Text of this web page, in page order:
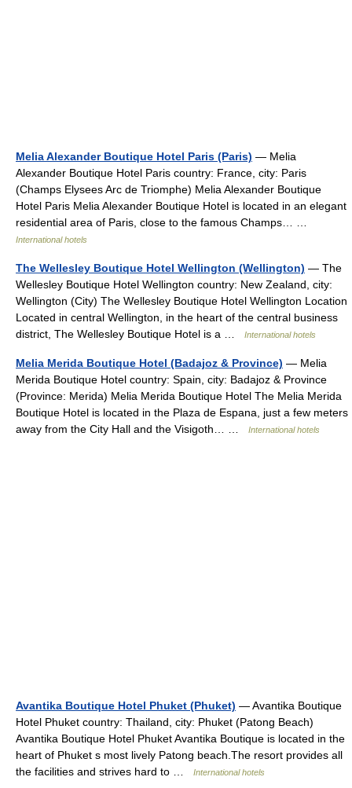
Melia Alexander Boutique Hotel Paris (Paris) — Melia
Alexander Boutique Hotel Paris country: France, city: Paris
(Champs Elysees Arc de Triomphe) Melia Alexander Boutique
Hotel Paris Melia Alexander Boutique Hotel is located in an elegant
residential area of Paris, close to the famous Champs… …
International hotels
The Wellesley Boutique Hotel Wellington (Wellington) — The
Wellesley Boutique Hotel Wellington country: New Zealand, city:
Wellington (City) The Wellesley Boutique Hotel Wellington Location
Located in central Wellington, in the heart of the central business
district, The Wellesley Boutique Hotel is a …
International hotels
Melia Merida Boutique Hotel (Badajoz & Province) — Melia
Merida Boutique Hotel country: Spain, city: Badajoz & Province
(Province: Merida) Melia Merida Boutique Hotel The Melia Merida
Boutique Hotel is located in the Plaza de Espana, just a few meters
away from the City Hall and the Visigoth… …
International hotels
Avantika Boutique Hotel Phuket (Phuket) — Avantika Boutique
Hotel Phuket country: Thailand, city: Phuket (Patong Beach)
Avantika Boutique Hotel Phuket Avantika Boutique is located in the
heart of Phuket s most lively Patong beach.The resort provides all
the facilities and strives hard to …
International hotels